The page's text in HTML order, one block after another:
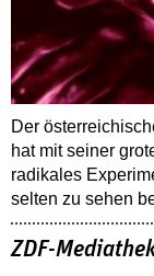
Der
hat mit seiner
radikales
selten zu sehen
ZDF-